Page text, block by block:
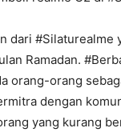
dari #Silaturealme
Ramadan.
orang-orang
dengan
yang kurang